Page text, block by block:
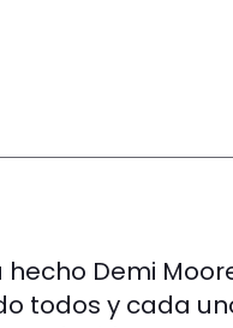
hecho Demi
todos y cada